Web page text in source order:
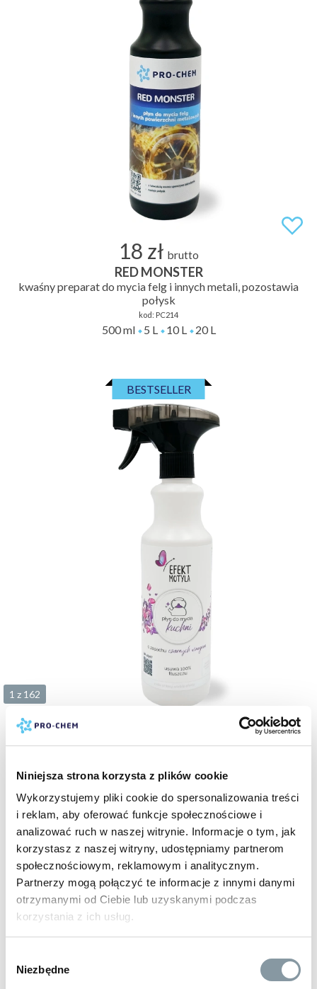
Niniejsza strona korzysta z plików cookie
Wykorzystujemy pliki cookie do spersonalizowania treści
i reklam, aby oferować funkcje społecznościowe i
analizować ruch w naszej witrynie. Informacje o tym, jak
korzystasz z naszej witryny, udostępniamy partnerom
społecznościowym, reklamowym i analitycznym.
Partnerzy mogą połączyć te informacje z innymi danymi
otrzymanymi od Ciebie lub uzyskanymi podczas
korzystania z ich usług.
zgody
Niezbędne
18 zł brutto
RED MONSTER
kwaśny preparat do mycia felg i innych metali, pozostawia
połysk
kod: PC214
500 ml 5 L 10 L 20 L
BESTSELLER
18 zł brutto
usuwa 100% tłuszczu
500 ml 1 L 5 L
BESTSELLER
1 z 162